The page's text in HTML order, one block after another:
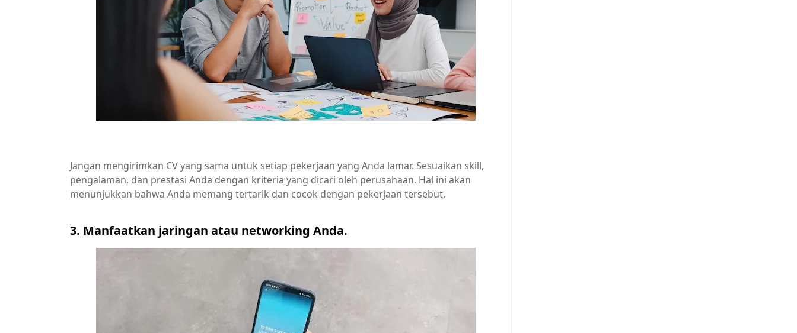
Jangan mengirimkan CV yang sama untuk setiap pekerjaan yang Anda lamar. Sesuaikan skill,
pengalaman, dan prestasi Anda dengan kriteria yang dicari oleh perusahaan. Hal ini akan
menunjukkan bahwa Anda memang tertarik dan cocok dengan pekerjaan tersebut.
3. Manfaatkan jaringan atau networking Anda.